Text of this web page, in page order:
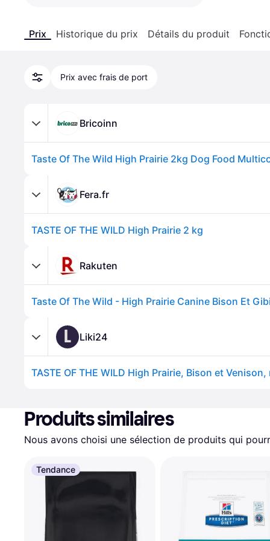
Prix Historique du prix Détails du produit
Prix avec frais de port
Bricoinn
Taste Of The Wild High Prairie 2kg Dog Food
Fera.fr
TASTE OF THE WILD High Prairie 2 kg
Rakuten
L Liki24
Produits similaires
Nous avons choisi une sélection de produits qui
Tendance